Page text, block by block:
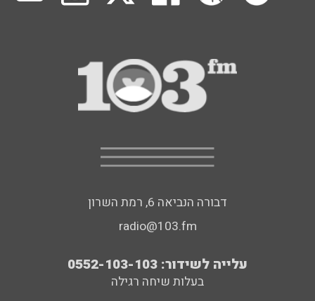
דבורה הנביאה 6, רמת השרון
radio@103.fm
עלייה לשידור: 0552-103-103
בעלות שיחה רגילה